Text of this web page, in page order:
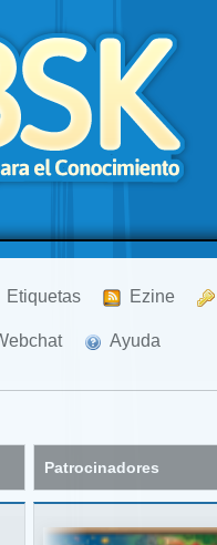
Etiquetas Ezine
Ayuda
Patrocinadores